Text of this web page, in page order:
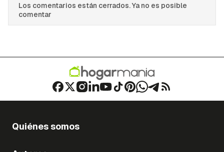
Los comentarios están cerrados. Ya no es posible
comentar
Quiénes somos